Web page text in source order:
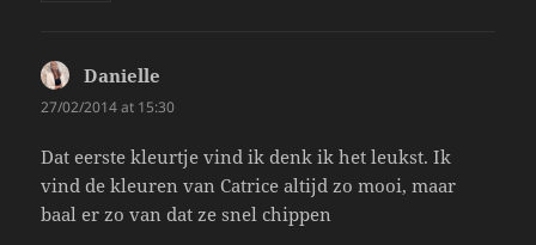
Danielle
27/02/2014 at 15:30
Dat eerste kleurtje vind ik denk ik het leukst. Ik
vind de kleuren van Catrice altijd zo mooi, maar
baal er zo van dat ze snel chippen